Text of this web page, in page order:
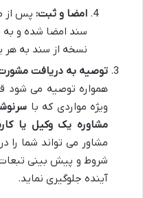
امضا و ثبت: پس از
سند امضا شده و
نسخه از سند به هر
توصیه به دریافت
همواره توصیه می شود
ویژه مواردی که با
مشاوره یک وکیل یا
مشاور می تواند شما را
شروط و پیش بینی تبعات
آینده جلوگیری نماید.